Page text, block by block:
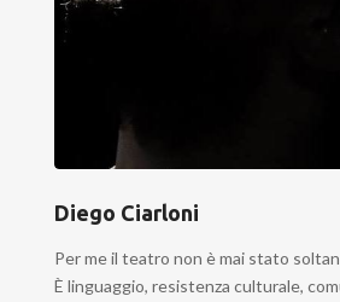
Diego Ciarloni
Per me il teatro non è mai stato
È linguaggio, resistenza culturale,